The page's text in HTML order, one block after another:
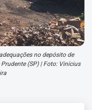
no depósito de
(SP) | Foto: Vinícius